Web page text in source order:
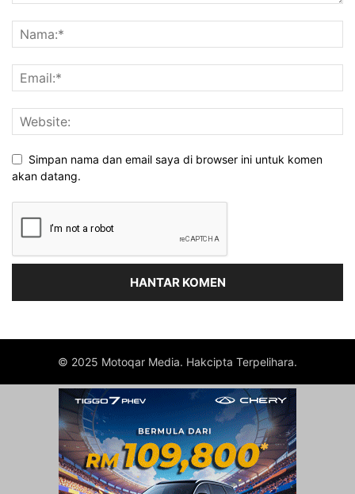
Simpan nama dan email saya di browser ini untuk komen
akan datang.
© 2025 Motoqar Media. Hakcipta Terpelihara.